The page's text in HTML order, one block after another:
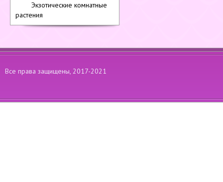
Экзотические комнатные
растения
Все права защищены, 2017-2021